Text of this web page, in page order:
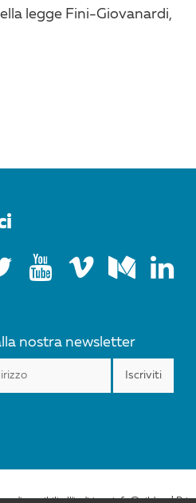
legge Fini-Giovanardi,
nostra newsletter